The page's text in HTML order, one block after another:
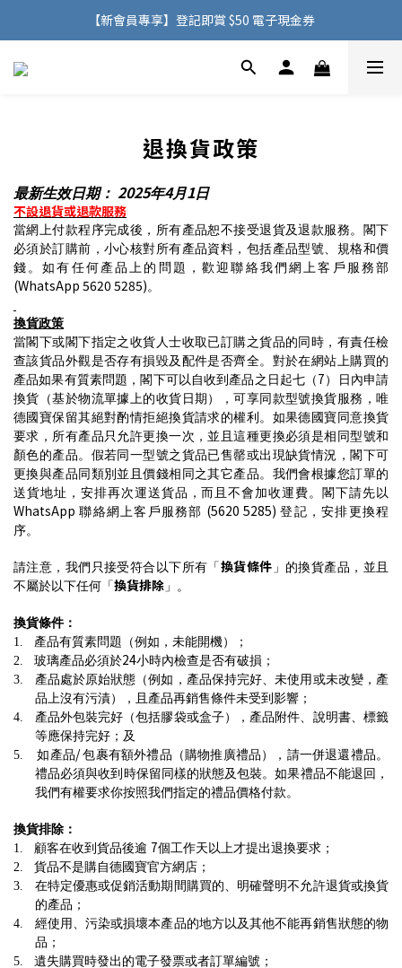
購物滿 HK$500，即可免費享用香港地區送貨服務
【新會員專享】登記即賞 $50 電子現金券
購物滿 HK$500，即可免費享用香港地區送貨服務
退換貨政策
最新生效日期： 2025年4月1日
不設退貨或退款服務
當網上付款程序完成後，所有產品恕不接受退貨及退款服務。閣下
必須於訂購前，小心核對所有產品資料，包括產品型號、規格和價
錢。如有任何產品上的問題，歡迎聯絡我們網上客戶服務部
(WhatsApp 5620 5285)。
換貨政策
當閣下或閣下指定之收貨人士收取已訂購之貨品的同時，有責任檢
查該貨品外觀是否存有損毀及配件是否齊全。對於在網站上購買的
產品如果有質素問題， 閣下可以自收到產品之日起七（ 7 ）日內申請
換貨（基於物流單據上的收貨日期），可享同款型號換貨服務，唯
德國寶保留其絕對酌情拒絕換貨請求的權利。如果德國寶同意換貨
要求，所有產品只允許更換一次，並且這種更換必須是相同型號和
顏色的產品。假若同一型號之貨品已售罄或出現缺貨情況，閣下可
更換與產品同類別並且價錢相同之其它產品。我們會根據您訂單的
送貨地址，安排再次運送貨品，而且不會加收運費。閣下請先以
WhatsApp聯絡網上客戶服務部 (5620 5285)登記，安排更換程
序。
請注意，我們只接受符合以下所有「 換貨條件 」的換貨產品，並且
不屬於以下任何「 換貨排除 」。
換貨條件：
1.
產品有質素問題（例如，未能開機）
；
2.
玻璃產品必須於24小時內檢查是否有破損 ；
3.
產品處於原始狀態（例如，產品保持完好、未使用或未改變，產
品上沒有污漬），且產品再銷售條件未受到影響 ；
4.
產品外包裝完好（包括膠袋或盒子），產品附件、說明書、標籤
等應保持完好 ； 及
5.
如產品/包裹有額外禮品（購物推廣禮品），請一併退還禮品。
禮品必須與收到時保留同樣的狀態及包裝。如果禮品不能退回，
我們有權要求你按照我們指定的禮品價格付款。
換貨排除：
1.
顧客在收到貨品後逾 7個工作天以上才提出退換要求 ；
2.
貨品不是購自德國寶官方網店；
3.
在特定優惠或促銷活動期間購買的、明確聲明不允許退貨或換貨
的產品；
4.
經使用、污染或損壞本產品的地方以及其他不能再銷售狀態的物
品；
5.
遺失購買時發出的電子發票或者訂單編號；